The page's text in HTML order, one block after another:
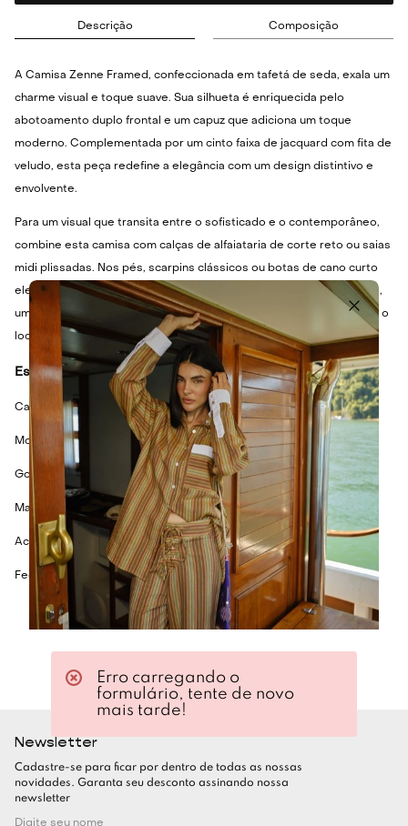
Descrição Composição
A Camisa Zenne Framed, confeccionada em tafetá de seda, exala um
charme visual e toque suave. Sua silhueta é enriquecida pelo
abotoamento duplo frontal e um capuz que adiciona um toque
moderno. Complementada por um cinto faixa de jacquard com fita de
veludo, esta peça redefine a elegância com um design distintivo e
envolvente.
Para um visual que transita entre o sofisticado e o contemporâneo,
combine esta camisa com calças de alfaiataria de corte reto ou saias
midi plissadas. Nos pés, scarpins clássicos ou botas de cano curto
elevam a produção com um toque de atitude. Em dias mais frescos,
um blazer estruturado ou um trench coat alongado complementam o
look com elegância e versatilidade.
Especificações Técnicas
Camisa em tafetá de seda
Modelagem ampla
Gola com capuz
Mangas longas
Acompanha faixa de jacquard com fita de veludo
Fechamento frontal em abotoamento duplo
Newsletter
Cadastre-se para ficar por dentro de todas as nossas
novidades. Garanta seu desconto assinando nossa
newsletter
Erro carregando o
formulário, tente de novo
mais tarde!